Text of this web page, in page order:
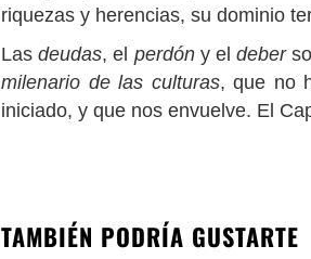
riquezas y herencias, su dominio
Lasdeudas, el perdóny eldeber
milenario de las culturas, que no
iniciado, y que nos envuelve. El
TAMBIÉN PODRÍA GUSTARTE